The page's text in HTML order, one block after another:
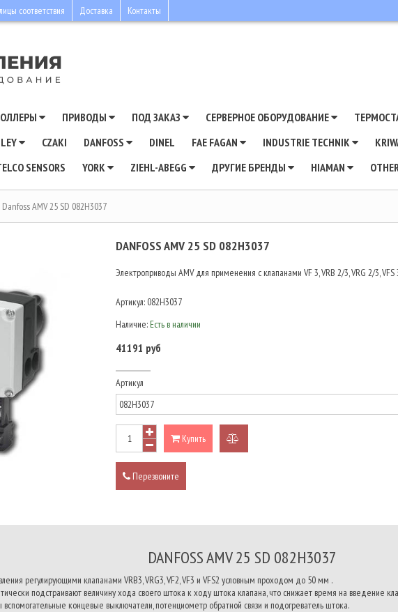
соответствия Доставка Контакты
ПРИВОДЫ ПОД ЗАКАЗ СЕРВЕРНОЕ ОБОРУДОВАНИЕ
CZAKI DANFOSS DINEL FAE FAGAN INDUSTRIE TECHNIK
SENSORS YORK ZIEHL-ABEGG ДРУГИЕ БРЕНДЫ HIAMAN
Danfoss AMV 25 SD 082H3037
DANFOSS AMV 25 SD 082H3037
Электроприводы AMV для применения с клапанами VF 3, VRB 2/3, VRG 2/3, VFS
Артикул: 082H3037
Наличие: Есть в наличии
41191 руб
Артикул
Купить
Перезвоните
DANFOSS AMV 25 SD 082H3037
регулирующими клапанами VRB3, VRG3, VF2, VF3 и VFS2 условным проходом до 50 мм .
подстраивают величину хода своего штока к ходу штока клапана, что снижает время на введение
концевые выключатели, потенциометр обратной связи и подогреватель штока.